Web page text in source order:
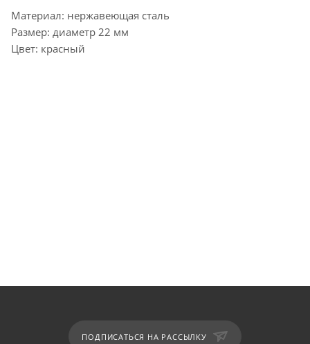
Материал: нержавеющая сталь
Размер: диаметр 22 мм
Цвет: красный
ПОДПИСАТЬСЯ НА РАССЫЛКУ